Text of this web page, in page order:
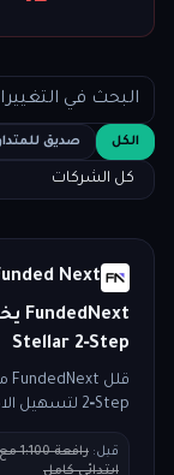
الكل صديق
Next
Stellar 2‑Step
2‑Step لتسهيل الاحتفاظ بالصفقات لليوم التالي دون margin call.
قبل:
ابتدائي كامل